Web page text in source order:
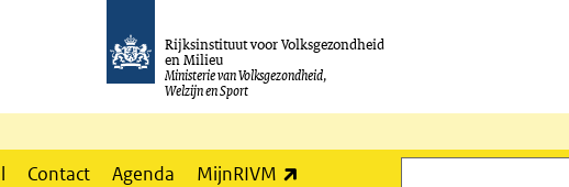
Rijksinstituut voor Volksgezondheid
en Milieu
Ministerie van Volksgezondheid,
Welzijn en Sport
Contact Agenda MijnRIVM
Zoeken